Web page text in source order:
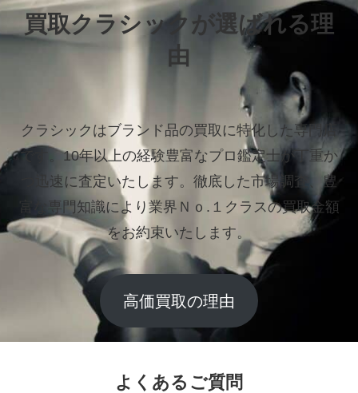
買取クラシックが選ばれる理
由
クラシックはブランド品の買取に特化した専門店
です。10年以上の経験豊富なプロ鑑定士が丁重か
つ迅速に査定いたします。 徹底した市場調査、豊
富な専門知識により業界Ｎｏ.１クラスの買取金額
をお約束いたします。
高価買取の理由
よくあるご質問